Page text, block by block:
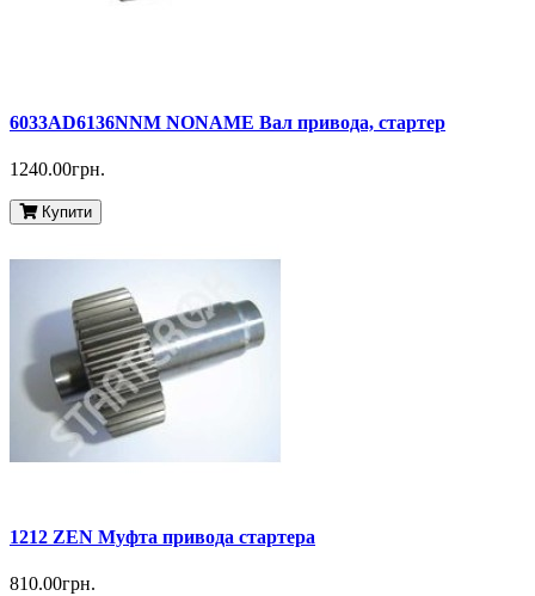
6033AD6136NNM NONAME Вал привода, стартер
1240.00грн.
Купити
1212 ZEN Муфта привода стартера
810.00грн.